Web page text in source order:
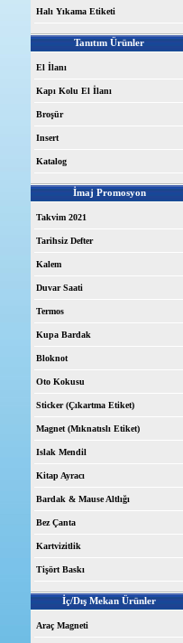
Halı Yıkama Etiketi
Tanıtım Ürünler
El İlanı
Kapı Kolu El İlanı
Broşür
Insert
Katalog
İmaj Promosyon
Takvim 2021
Tarihsiz Defter
Kalem
Duvar Saati
Termos
Kupa Bardak
Bloknot
Oto Kokusu
Sticker (Çıkartma Etiket)
Magnet (Mıknatıslı Etiket)
Islak Mendil
Kitap Ayracı
Bardak & Mause Altlığı
Bez Çanta
Kartvizitlik
Tişört Baskı
İç/Dış Mekan Ürünler
Araç Magneti